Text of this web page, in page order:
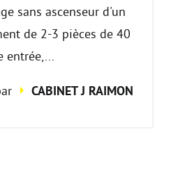
sans ascenseur d'un
de 2-3 pièces de 40
CABINET J RAIMON